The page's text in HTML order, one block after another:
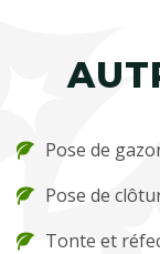
Pose de
Pose de
Tonte et